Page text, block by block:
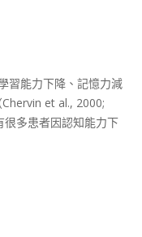
習能力下降、記憶力減
et al., 2000;
多患者因認知能力下